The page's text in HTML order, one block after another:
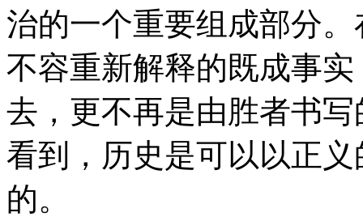
治的一个重要组成部分
不容重新解释的既成事
去，更不再是由胜者书
看到，历史是可以以正
的。